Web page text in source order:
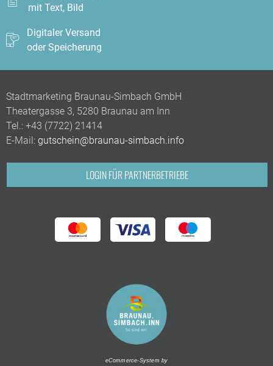
mit Text, Bild
Digitaler Versand
oder Speicherung
Stadtmarketing Braunau-Simbach GmbH
Theatergasse 3, 5280 Braunau am Inn
Tel.: +43 (7722) 21414
E-Mail: gutschein@braunau-simbach.info
LOGIN FÜR PARTNERBETRIEBE
eCommerce-System by